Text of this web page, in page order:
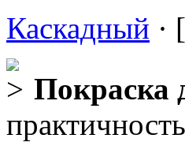
Каскадный · [
Покраска
практичность